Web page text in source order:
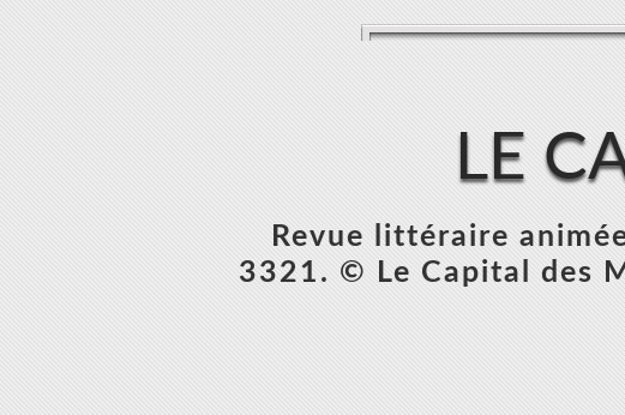
LE
Revue littéraire
3321. © Le Capital des